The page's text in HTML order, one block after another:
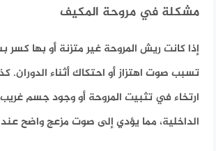
مشكلة في مروحة المكيف
إذا كانت ريش المروحة غير متزنة أو بها كسر
تسبب صوت اهتزاز أو احتكاك أثناء
ارتخاء في تثبيت المروحة أو وجود جسم
الداخلية، مما يؤدي إلى صوت مزعج واضح